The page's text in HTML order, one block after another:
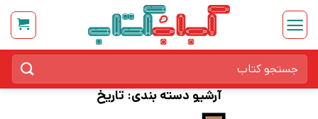
Skip
content
برای:
آرشیو دسته بندی: تاریخ